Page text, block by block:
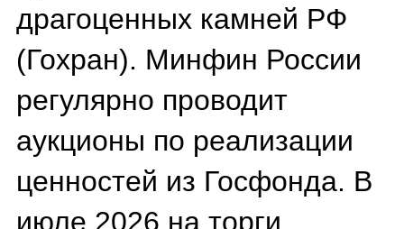
описаниях указывают
царапины, потертости,
сколы и иные дефекты.
Бывают и казусы.
депутата за 3 млн рублей
не смогли продать с
первой попытки — тори